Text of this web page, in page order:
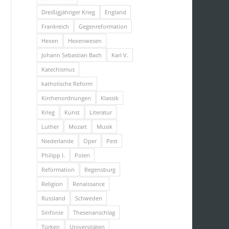
Dreißigjähriger Krieg
England
Frankreich
Gegenreformation
Hexen
Hexenwesen
Johann Sebastian Bach
Karl V.
Katechismus
katholische Reform
Kirchenordnungen
Klassik
Krieg
Kunst
Literatur
Luther
Mozart
Musik
Niederlande
Oper
Pest
Philipp I.
Polen
Reformation
Regensburg
Religion
Renaissance
Russland
Schweden
Sinfonie
Thesenanschlag
Türken
Universitäten